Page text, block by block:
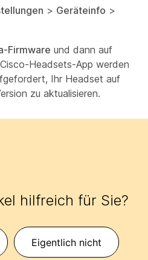
> Geräteinfo >
Firmware und dann auf
Headsets-App werden
Ihr Headset auf
zu aktualisieren.
hilfreich für Sie?
Eigentlich nicht